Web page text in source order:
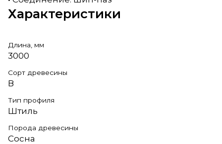
Характеристики
Длина, мм
3000
Сорт древесины
В
Тип профиля
Штиль
Порода древесины
Сосна